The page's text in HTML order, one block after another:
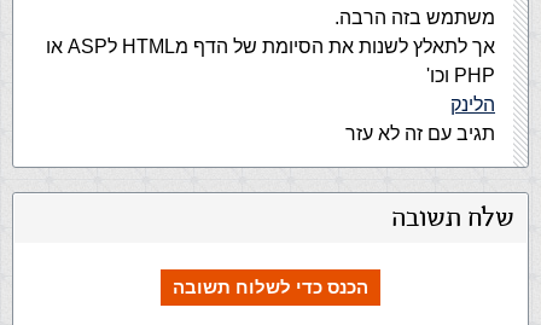
משתמש בזה הרבה.
אך לתאלץ לשנות את הסיומת של הדף מHTML לASP או
PHP וכו'
הלינק
תגיב עם זה לא עזר
שלח תשובה
הכנס כדי לשלוח תשובה